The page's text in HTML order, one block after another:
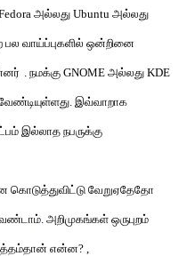
அல்லது Ubuntu அல்லது
பல வாய்ப்புகளில் ஒன்றினை
. நமக்கு GNOME அல்லது KDE
. இவ்வாறாக
இல்லாத நபருக்கு
கொடுத்துவிட்டு வேறுஏதேதோ
. அறிமுகங்கள் ஒருபுறம்
தான் என்ன? ,